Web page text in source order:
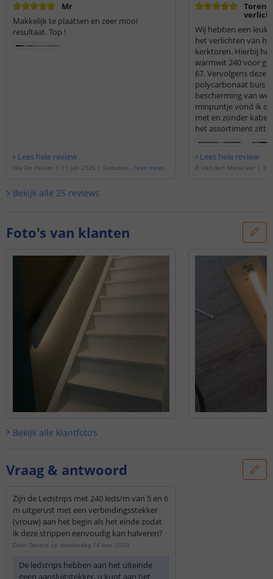
Mr
Makkelijk te plaatsen en zeer mooi
resultaat. Top !
Lees hele review
Gie De Peuter | 11 juli 2026 | Gebaseer
lees meer...
Wij hebben een leuk
het verlichten van
kerktoren. Hierbij
warmwit 240 voor
67. Vervolgens deze
polycarbonaat buis
bescherming van
minpuntje vond ik
met en zonder
het assortiment
speciaal in Duitsland
te krijgen met
ik dat ze een lange
Lees hele review
P. van den Manacker| 10
Bekijk alle 25 reviews
Foto's van klanten
Bekijk alle klantfoto’s
Vraag & antwoord
Zijn de Ledstrips met 240 leds/m van 5 en 6
m uitgerust met een verbindingsstekker
(vrouw) aan het begin als het einde zodat
ik deze strippen eenvoudig kan halveren?
Door Gerard op donderdag 14 mei 2020
De ledstrips hebben aan het uiteinde
geen aansluitstekker, u kunt aan het